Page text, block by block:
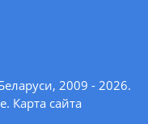
2009 - 2026.
. Карта сайта